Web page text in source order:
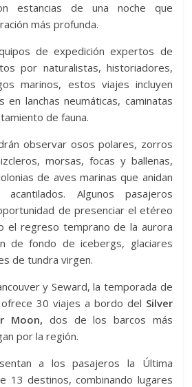
estancias de una noche que
más profunda.
de expedición expertos de
por naturalistas, historiadores,
marinos, estos viajes incluyen
en lanchas neumáticas, caminatas
de fauna.
observar osos polares, zorros
morsas, focas y ballenas,
de aves marinas que anidan
acantilados. Algunos pasajeros
de presenciar el etéreo
el regreso temprano de la aurora
de fondo de icebergs, glaciares
de tundra virgen.
y Seward, la temporada de
ofrece 30 viajes a bordo del Silver
Moon, dos de los barcos más
por la región.
a los pasajeros la Última
13 destinos, combinando lugares